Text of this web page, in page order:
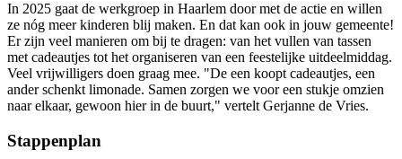
In 2025 gaat de werkgroep in Haarlem door met de actie en willen
ze nóg meer kinderen blij maken. En dat kan ook in jouw gemeente!
Er zijn veel manieren om bij te dragen: van het vullen van tassen
met cadeautjes tot het organiseren van een feestelijke uitdeelmiddag.
Veel vrijwilligers doen graag mee. "De een koopt cadeautjes, een
ander schenkt limonade. Samen zorgen we voor een stukje omzien
naar elkaar, gewoon hier in de buurt," vertelt Gerjanne de Vries.
Stappenplan